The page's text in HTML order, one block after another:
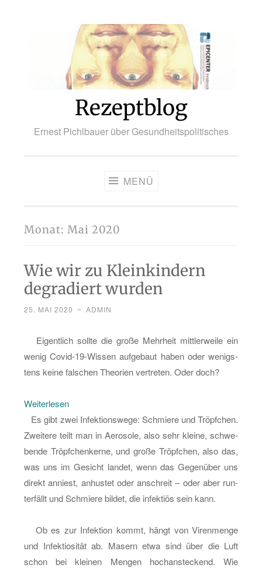
Rezeptblog
Ernest Pichlbauer über Gesundheitspolitisches
MENÜ
Monat: Mai 2020
Wie wir zu Kleinkindern
degradiert wurden
25. MAI 2020 ~ ADMIN
Ei­gent­lich soll­te die große Mehr­heit mitt­ler­wei­le ein
wenig Co­vid-19-Wis­sen auf­ge­baut haben oder we­nigs­
tens keine fal­schen Theo­ri­en ver­tre­ten. Oder doch?
Wei­ter­le­sen:
Wie
wir
zu
Klein­
kin­
dern
gra­
diert
wur­
Es gibt zwei In­fek­ti­ons­we­ge: Schmie­re und Tröpf­chen.
Zwei­te­re teilt man in Ae­ro­so­le, also sehr klei­ne, schwe­
ben­de Tröpf­chen­ker­ne, und große Tröpf­chen, also das,
was uns im Ge­sicht lan­det, wenn das Ge­gen­über uns
di­rekt an­niest, an­hus­tet oder an­schreit – oder aber run­
ter­fällt und Schmie­re bil­det, die in­fek­ti­ös sein kann.
Ob es zur In­fek­ti­on kommt, hängt von Vi­ren­men­ge
und In­fek­tio­si­tät ab. Ma­sern etwa sind über die Luft
schon bei klei­nen Men­gen hoch­an­ste­ckend. Wie